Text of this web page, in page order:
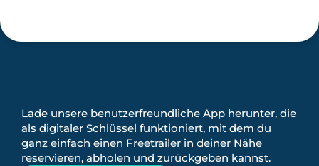
Lade unsere benutzerfreundliche App herunter, die
als digitaler Schlüssel funktioniert, mit dem du
ganz einfach einen Freetrailer in deiner Nähe
reservieren, abholen und zurückgeben kannst.